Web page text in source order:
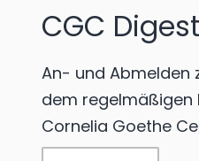
CGC Digest
An- und Abmelden
dem regelmäßigen
Cornelia Goethe